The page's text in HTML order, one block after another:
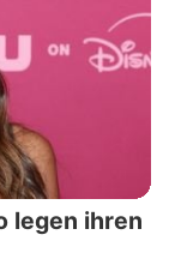
legen ihren